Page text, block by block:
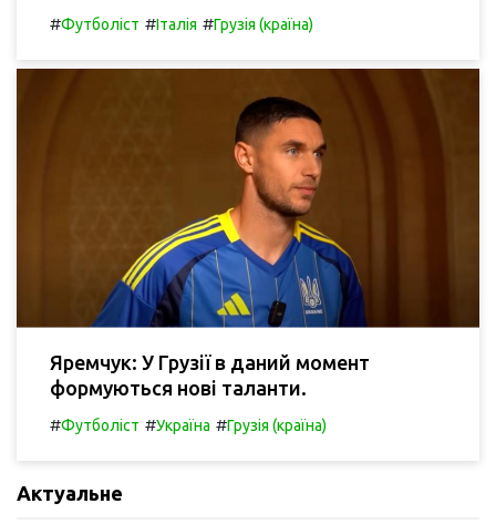
#Футболіст #Італія #Грузія (країна)
Яремчук: У Грузії в даний момент
формуються нові таланти.
#Футболіст #Україна #Грузія (країна)
Актуальне